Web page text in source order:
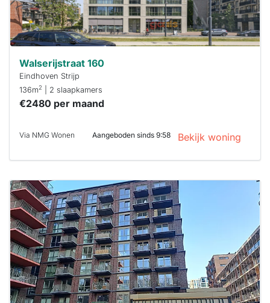
Walserijstraat 160
Eindhoven Strijp
136m2 | 2 slaapkamers
€2480 per maand
Via NMG Wonen Aangeboden sinds 9:58 Bekijk woning
Deze woning
is
waarschijnlijk
al verhuurd
Om kans te
maken moet je
binnen 15
minuten
reageren.
Stekkies helpt
je hierbij!